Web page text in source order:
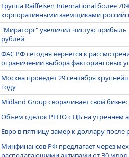
Группа Raiffeisen International более
корпоративными заемщиками
"Мираторг" увеличил чистую
рублей
ФАС РФ сегодня вернется к
ограничении выбора факторинговых
Москва проведет 29 сентября
году
Midland Group сворачивает свой
Объем сделок РЕПО с ЦБ на утреннем
Евро в пятницу замер к доллару после
Минфинансов РФ предлагает через